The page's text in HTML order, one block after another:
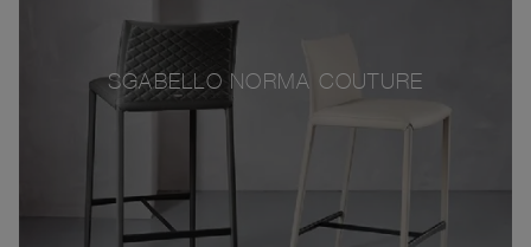
SGABELLO NORMA COUTURE